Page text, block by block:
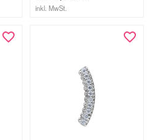
inkl. MwSt.